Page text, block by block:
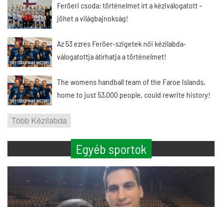
Feröeri csoda: történelmet írt a kéziválogatott –
jöhet a világbajnokság!
Az 53 ezres Feröer-szigetek női kézilabda-
válogatottja átírhatja a történelmet!
The womens handball team of the Faroe Islands,
home to just 53,000 people, could rewrite history!
Több Kézilabda
Egyéb sportok